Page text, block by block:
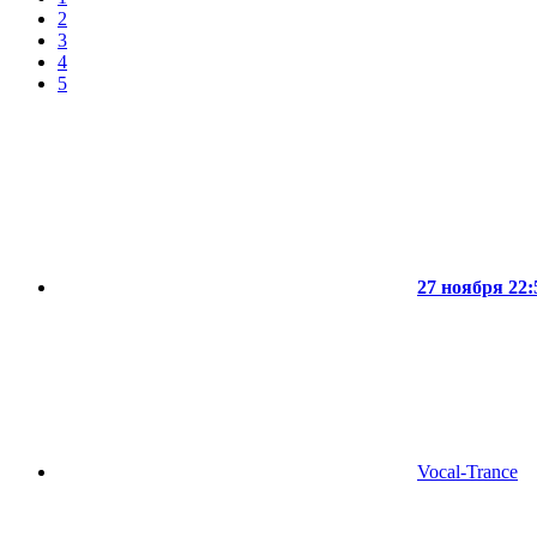
2
3
4
5
27 ноября
Vocal-Trance